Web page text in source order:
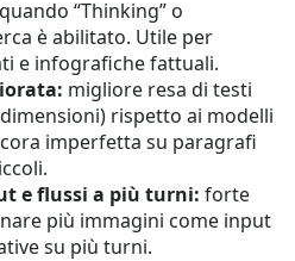
“Thinking” o
è abilitato. Utile per
e infografiche fattuali.
migliore resa di testi
rispetto ai modelli
imperfetta su paragrafi
e flussi a più turni: forte
più immagini come input
su più turni.